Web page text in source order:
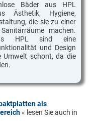
Bäder aus HPL
Ästhetik, Hygiene,
die sie zu einer
machen.
HPL sind eine
und Design
Umwelt schont, da die
als
« lesen Sie auch in